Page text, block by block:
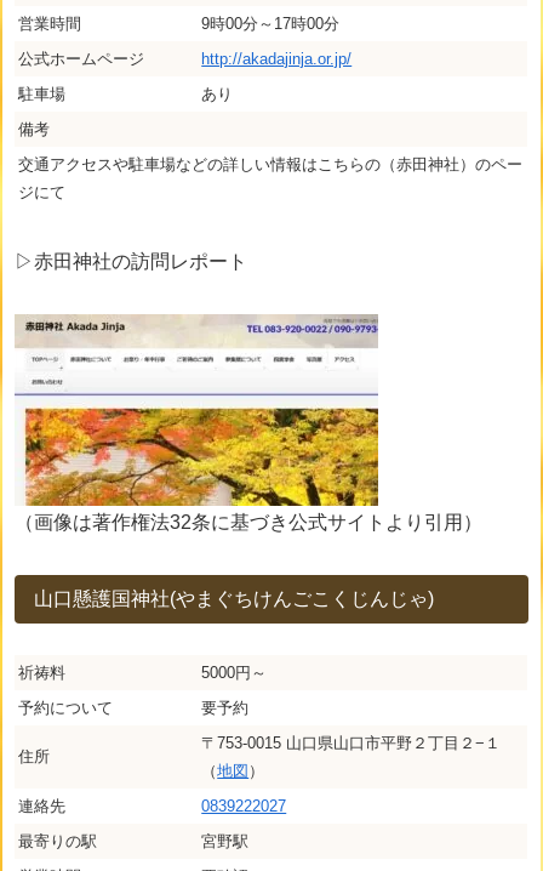
営業時間
9時00分～17時00分
公式ホームページ
http://akadajinja.or.jp/
駐車場
あり
備考
交通アクセスや駐車場などの詳しい情報はこちらの（赤田神社）のペー
ジにて
▷赤田神社の訪問レポート
（画像は著作権法32条に基づき公式サイトより引用）
山口懸護国神社(やまぐちけんごこくじんじゃ)
祈祷料
5000円～
予約について
要予約
住所
〒753-0015 山口県山口市平野２丁目２−１
（地図 ）
連絡先
0839222027
最寄りの駅
宮野駅